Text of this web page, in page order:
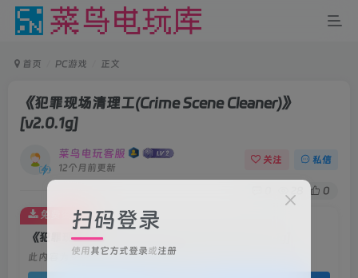
首页 PC游戏 正文
《犯罪现场清理工(Crime Scene Cleaner)》
[v2.0.1g]
菜鸟电玩客服
12个月前更新
关注 私信
0
《犯罪现场清理工(Crime Scene Cleaner)》[v2.0.1g]
此内容为免费资源，请登录后查看
免费资源扫码登录
使用其它方式登录或注册